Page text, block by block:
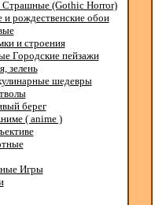
Страшные (Gothic Horror)
и рождественские обои
и строения
Городские пейзажи
зелень
шедевры
берег
( anime )
Игры